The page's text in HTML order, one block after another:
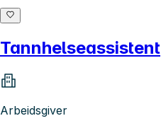
Tannhelseassistent
Arbeidsgiver